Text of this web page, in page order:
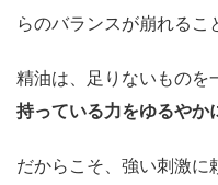
らのバランスが崩れるこ
精油は、足りないものを
持っている力をゆるやか
だからこそ、強い刺激に